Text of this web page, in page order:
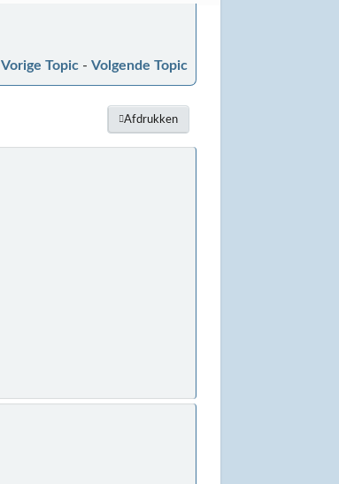
Vorige Topic- Volgende Topic
Afdrukken